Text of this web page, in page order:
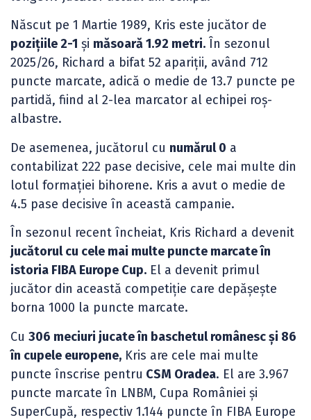
Născut pe 1 Martie 1989, Kris este jucător de
pozițiile 2-1 și măsoară 1.92 metri. În sezonul
2025/26, Richard a bifat 52 apariții, având 712
puncte marcate, adică o medie de 13.7 puncte pe
partidă, fiind al 2-lea marcator al echipei roș-
albastre.
De asemenea, jucătorul cu numărul 0 a
contabilizat 222 pase decisive, cele mai multe din
lotul formației bihorene. Kris a avut o medie de
4.5 pase decisive în această campanie.
În sezonul recent încheiat, Kris Richard a devenit
jucătorul cu cele mai multe puncte marcate în
istoria FIBA Europe Cup. El a devenit primul
jucător din această competiție care depășește
borna 1000 la puncte marcate.
Cu 306 meciuri jucate în baschetul românesc și 86
în cupele europene, Kris are cele mai multe
puncte înscrise pentru CSM Oradea. El are 3.967
puncte marcate în LNBM, Cupa României și
SuperCupă, respectiv 1.144 puncte în FIBA Europe